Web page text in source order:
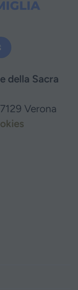
della Sacra
Verona